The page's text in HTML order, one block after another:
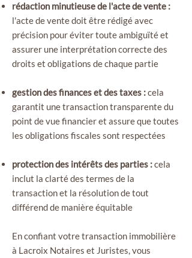
rédaction minutieuse de l'acte de vente :
l'acte de vente doit être rédigé avec
précision pour éviter toute ambiguïté et
assurer une interprétation correcte des
droits et obligations de chaque partie
gestion des finances et des taxes :cela
garantit une transaction transparente du
point de vue financier et assure que toutes
les obligations fiscales sont respectées
protection des intérêts des parties :cela
inclut la clarté des termes de la
transaction et la résolution de tout
différend de manière équitable
En confiant votre transaction immobilière
à Lacroix Notaires et Juristes, vous